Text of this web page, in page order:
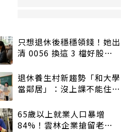
只想退休後穩穩領錢！她出
清 0056 換這 3 檔好股：
退休養生村新趨勢「和大學
當鄰居」：沒上課不能住、
65歲以上就業人口暴增
84%！雲林企業搶留老員